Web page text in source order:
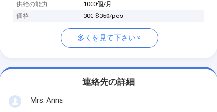
供給の能力
1000個/月
価格
300-$350/pcs
多くを見て下さい
連絡先の詳細
Mrs. Anna